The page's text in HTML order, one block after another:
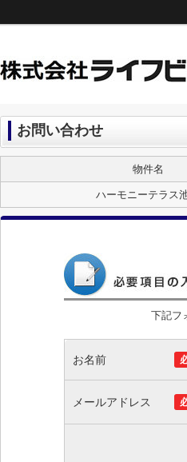
お問い合わせ
物件名
ハーモニーテラス
下記フ
お名前
メールアドレス